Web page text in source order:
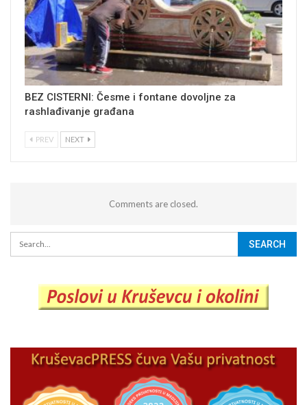
BEZ CISTERNI: Česme i fontane dovoljne za
rashlađivanje građana
PREV NEXT
Comments are closed.